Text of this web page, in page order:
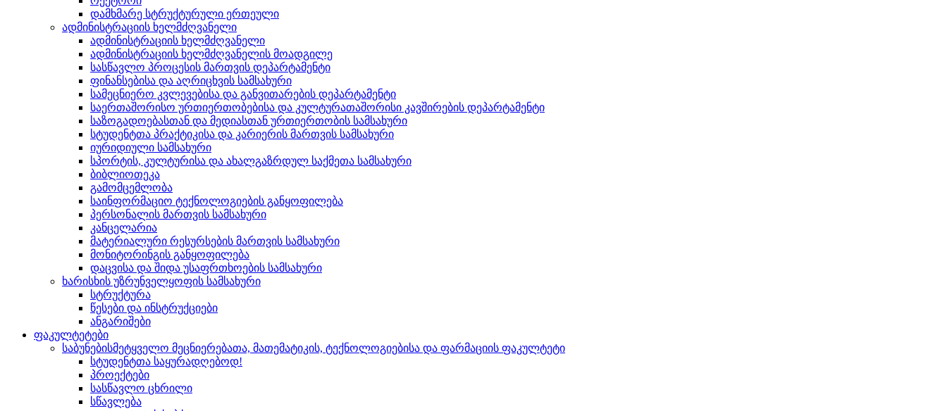
დამხმარე სტრუქტურული ერთეული
ადმინისტრაციის ხელმძღვანელი
ადმინისტრაციის ხელმძღვანელი
ადმინისტრაციის ხელმძღვანელის მოადგილე
სასწავლო პროცესის მართვის დეპარტამენტი
ფინანსებისა და აღრიცხვის სამსახური
სამეცნიერო კვლევებისა და განვითარების დეპარტამენტი
საერთაშორისო ურთიერთობებისა და კულტურათაშორისი კავშირების დეპარტამენტი
საზოგადოებასთან და მედიასთან ურთიერთობის სამსახური
სტუდენტთა პრაქტიკისა და კარიერის მართვის სამსახური
იურიდიული სამსახური
სპორტის, კულტურისა და ახალგაზრდულ საქმეთა სამსახური
ბიბლიოთეკა
გამომცემლობა
საინფორმაციო ტექნოლოგიების განყოფილება
პერსონალის მართვის სამსახური
კანცელარია
მატერიალური რესურსების მართვის სამსახური
მონიტორინგის განყოფილება
დაცვისა და შიდა უსაფრთხოების სამსახური
ხარისხის უზრუნველყოფის სამსახური
სტრუქტურა
წესები და ინსტრუქციები
ანგარიშები
ფაკულტეტები
საბუნებისმეტყველო მეცნიერებათა, მათემატიკის, ტექნოლოგიებისა და ფარმაციის ფაკულტეტი
სტუდენტთა საყურადღებოდ!
პროექტები
სასწავლო ცხრილი
სწავლება